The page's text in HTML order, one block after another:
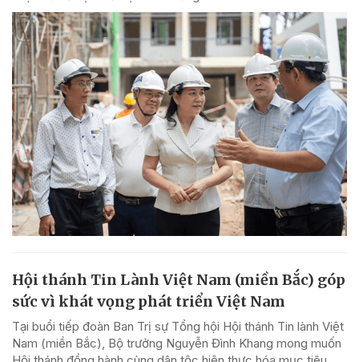
Hội thánh Tin Lành Việt Nam (miền Bắc) góp
sức vì khát vọng phát triển Việt Nam
Tại buổi tiếp đoàn Ban Trị sự Tổng hội Hội thánh Tin lành Việt
Nam (miền Bắc), Bộ trưởng Nguyễn Đình Khang mong muốn